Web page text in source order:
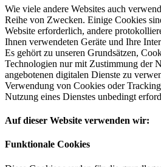
Wie viele andere Websites auch
Reihe von Zwecken. Einige Cookies
Website erforderlich, andere
Ihnen verwendeten Geräte und Ihre
Es gehört zu unseren Grundsätzen,
Technologien nur mit Zustimmung der
angebotenen digitalen Dienste zu
Verwendung von Cookies oder
Nutzung eines Dienstes unbedingt
Auf dieser Website verwenden wir:
Funktionale Cookies